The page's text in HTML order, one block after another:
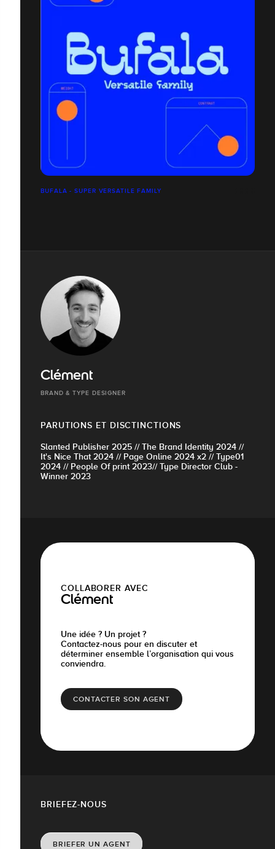
BUFALA - SUPER VERSATILE FAMILY
Clément
BRAND & TYPE DESIGNER
PARUTIONS ET DISCTINCTIONS
Slanted Publisher 2025 // The Brand Identity 2024 //
It's Nice That 2024 // Page Online 2024 x2 // Type01
2024 // People Of print 2023// Type Director Club -
Winner 2023
COLLABORER AVEC
Clément
Une idée ? Un projet ?
Contactez-nous pour en discuter et
déterminer ensemble l’organisation qui vous
conviendra.
CONTACTER SON AGENT
BRIEFEZ-NOUS
BRIEFER UN AGENT